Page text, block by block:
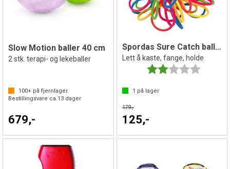
Slow Motion baller 40 cm
2 stk. terapi- og lekeballer
100+ på fjernlager.
Bestillingsvare ca. 13 dager
679,-
Spordas Sure Catch ball | 10 cm
Lett å kaste, fange, holde
Karakter:
1 på lager
179,-
125,-